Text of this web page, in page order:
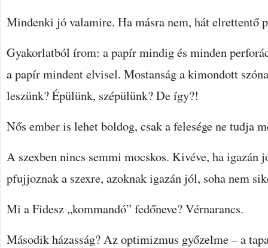
Mindenki jó valamire. Ha másra nem, hát elrettentő
Gyakorlatból írom: a papír mindig és minden
a papír mindent elvisel. Mostanság a kimondott
leszünk? Épülünk, szépülünk? De így?!
Nős ember is lehet boldog, csak a felesége ne tudja
A szexben nincs semmi mocskos. Kivéve, ha
pfujjoznak a szexre, azoknak igazán jól, soha nem
Mi a Fidesz „kommandó” fedőneve? Vérnarancs.
Második házasság? Az optimizmus győzelme – a